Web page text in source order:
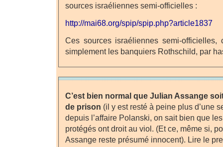
sources israéliennes semi-officielles :
http://mai68.org/spip/spip.php?article1837
Ces sources israéliennes semi-
simplement les banquiers Rothschild, par
C’est bien normal que Julian Assange
de prison (il y est resté à peine plus d’une
depuis l’affaire Polanski, on sait bien que
protégés ont droit au viol. (Et ce, même si,
Assange reste présumé innocent). Lire le